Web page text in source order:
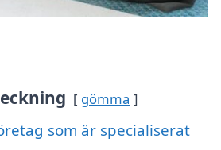
gömma
som är specialiserat